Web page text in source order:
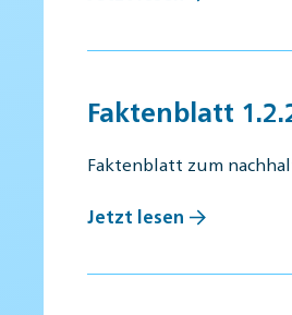
Faktenblatt
Faktenblatt zum
Jetzt lesen